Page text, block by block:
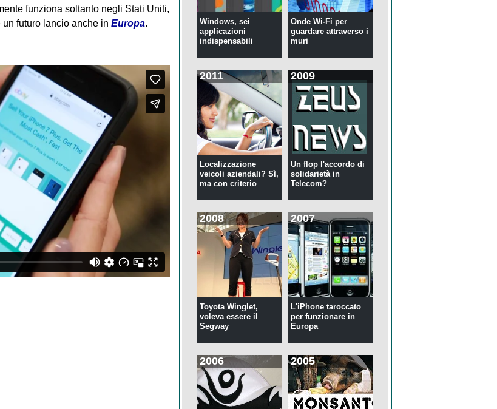
funziona soltanto negli Stati Uniti,
futuro lancio anche in Europa.
Windows, sei
applicazioni
indispensabili
Onde Wi-Fi per
guardare attraverso i
muri
2011
Localizzazione
veicoli aziendali? Sì,
ma con criterio
2009
Un flop l'accordo di
solidarietà in
Telecom?
2008
Toyota Winglet,
voleva essere il
Segway
2007
L'iPhone taroccato
per funzionare in
Europa
2006 2005